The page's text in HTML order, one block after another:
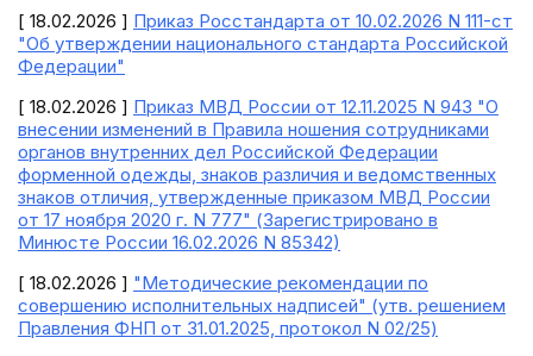
[ 18.02.2026 ] Приказ Росстандарта от 10.02.2026 N 111-ст
"Об утверждении национального стандарта Российской
Федерации"
[ 18.02.2026 ] Приказ МВД России от 12.11.2025 N 943 "О
внесении изменений в Правила ношения сотрудниками
органов внутренних дел Российской Федерации
форменной одежды, знаков различия и ведомственных
знаков отличия, утвержденные приказом МВД России
от 17 ноября 2020 г. N 777" (Зарегистрировано в
Минюсте России 16.02.2026 N 85342)
[ 18.02.2026 ] "Методические рекомендации по
совершению исполнительных надписей" (утв. решением
Правления ФНП от 31.01.2025, протокол N 02/25)